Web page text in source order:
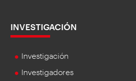
INVESTIGACIÓN
Investigación
Investigadores